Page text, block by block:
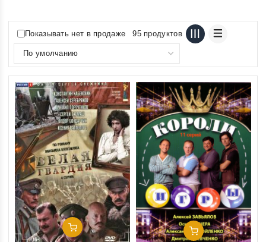
Показывать нет в продаже 95 продуктов
Добавить В Корзину
Добавить В Корзину